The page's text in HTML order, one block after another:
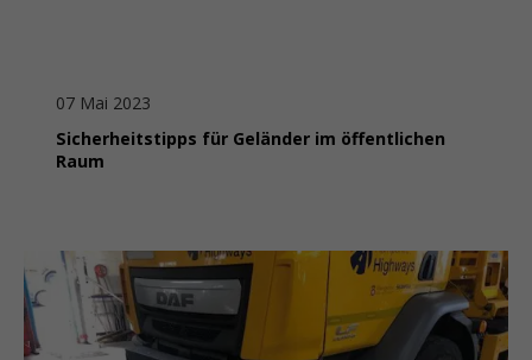
07 Mai 2023
Sicherheitstipps für Geländer im öffentlichen
Raum